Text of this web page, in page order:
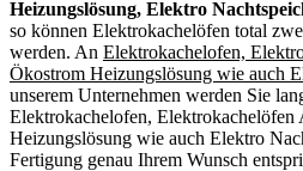
Heizungslösung, Elektro
so können Elektrokachelöfen total
werden. An Elektrokachelofen,
Ökostrom Heizungslösung wie auch
unserem Unternehmen werden Sie
Elektrokachelofen, Elektrokachelöfen
Heizungslösung wie auch Elektro
Fertigung genau Ihrem Wunsch